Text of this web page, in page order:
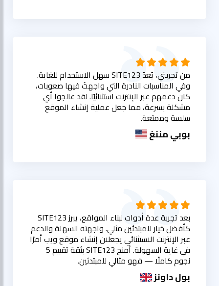
من تجربتي، يُعدّ SITE123 سهل الاستخدام للغاية.
وفي المناسبات النادرة التي واجهتُ فيها صعوبات،
كان دعمهم عبر الإنترنت استثنائيًا. لقد عالجوا أي
مشكلة بسرعة، مما جعل عملية إنشاء الموقع
سلسة وممتعة.
بوبي مننغ
بعد تجربة عدة أدوات لبناء المواقع، يبرز SITE123
كأفضل خيار للمبتدئين مثلي. واجهته السهلة والدعم
عبر الإنترنت الاستثنائي يجعلان إنشاء موقع ويب أمرًا
في غاية السهولة. أمنح SITE123 بثقة تقييم 5
نجوم كاملًا — فهو مثالي للمبتدئين.
بول داونز